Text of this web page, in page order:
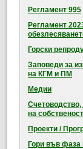
Регламент 995
Регламент
Горски
Заповеди за
на КГМ и ПМ
Медии
на
Проекти /
Гори във фаза